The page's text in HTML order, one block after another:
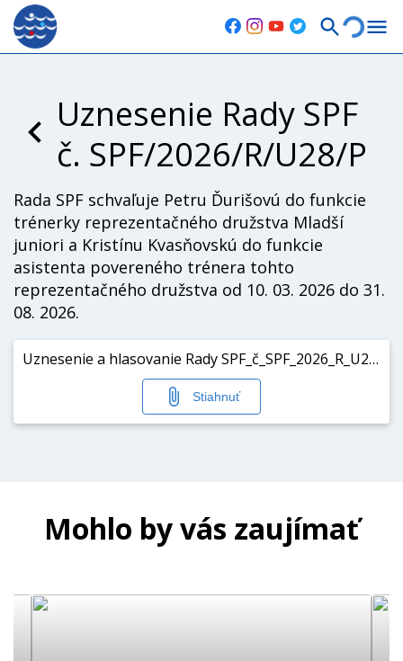
Uznesenie Rady SPF
č. SPF/2026/R/U28/P
Rada SPF schvaľuje Petru Ďurišovú do funkcie
trénerky reprezentačného družstva Mladší
juniori a Kristínu Kvasňovskú do funkcie
asistenta povereného trénera tohto
reprezentačného družstva od 10. 03. 2026 do 31.
08. 2026.
Uznesenie a hlasovanie Rady SPF_č_SPF_2026_R_U28_P.pdf
Stiahnuť
Mohlo by vás zaujímať